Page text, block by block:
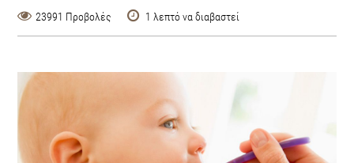
23991 Προβολές
1 λεπτό να διαβαστεί